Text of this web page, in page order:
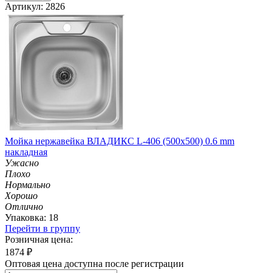
Артикул: 2826
Мойка нержавейка ВЛАДИКС L-406 (500х500) 0.6 mm
накладная
Ужасно
Плохо
Нормально
Хорошо
Отлично
Упаковка: 18
Перейти в группу
Розничная цена:
1874 ₽
Оптовая цена доступна после регистрации